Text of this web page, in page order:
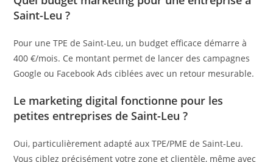
Saint-Leu ?
Pour une TPE de Saint-Leu, un budget efficace démarre à
400 €/mois. Ce montant permet de lancer des campagnes
Google ou Facebook Ads ciblées avec un retour mesurable.
Le marketing digital fonctionne pour les
petites entreprises de Saint-Leu ?
Oui, particulièrement adapté aux TPE/PME de Saint-Leu.
Vous ciblez précisément votre zone et clientèle, même avec